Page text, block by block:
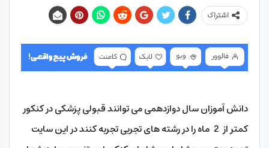
اشتراک
دانش آموزان سال دوازدهمی می توانند قبولی پزشکی در کنکور
کمتر از 2 ماه را در رشته های تجربی تجربه کنند در این سایت